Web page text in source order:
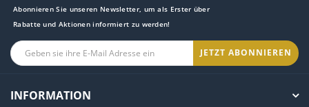
Abonnieren Sie unseren Newsletter, um als Erster über
Rabatte und Aktionen informiert zu werden!
JETZT ABONNIEREN
INFORMATION